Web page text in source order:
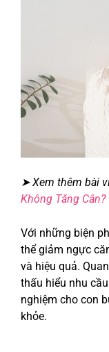
➤ Xem thêm bài
Không Tăng Cân?
Với những biện
thể giảm ngực
và hiệu quả.
thấu hiểu nhu
nghiệm cho con
khỏe.